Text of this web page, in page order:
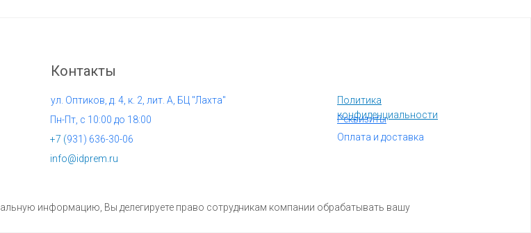
информацию, Вы делегируете право сотрудникам компании обрабатывать вашу
info@idprem.ru
Контакты
Политика
конфиденциальности
+7 (931) 636-30-06
Реквизиты
ул. Оптиков, д. 4, к. 2, лит. А, БЦ "Лахта"
Оплата и доставка
Пн-Пт, с 10:00 до 18:00